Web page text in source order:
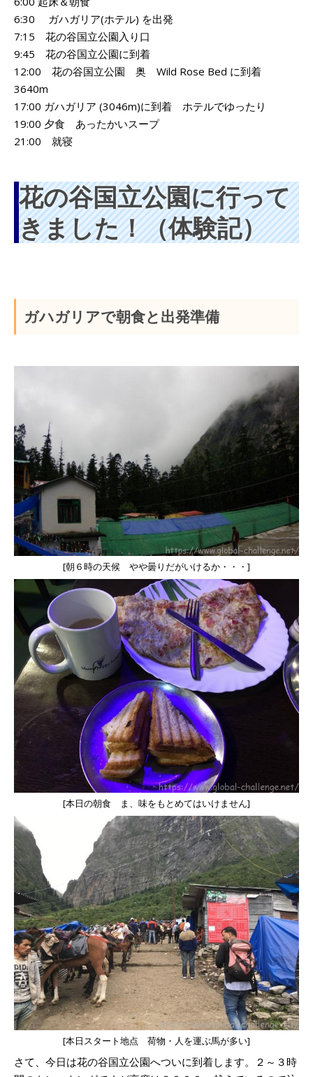
6:30 ガハガリア(ホテル) を出発
7:15 花の谷国立公園入り口
9:45 花の谷国立公園に到着
12:00 花の谷国立公園 奥 Wild Rose Bed に到着
3640m
17:00 ガハガリア (3046m)に到着 ホテルでゆったり
19:00 夕食 あったかいスープ
21:00 就寝
花の谷国立公園に行って
きました！（体験記）
ガハガリアで朝食と出発準備
[朝６時の天候 やや曇りだがいけるか・・・]
[本日の朝食 ま、味をもとめてはいけません]
[本日スタート地点 荷物・人を運ぶ馬が多い]
さて、今日は花の谷国立公園へついに到着します。２～３時